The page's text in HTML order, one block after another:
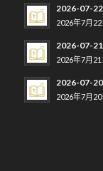
2026-07-
2026年7月
2026-07-
2026年7月
2026-07-
2026年7月